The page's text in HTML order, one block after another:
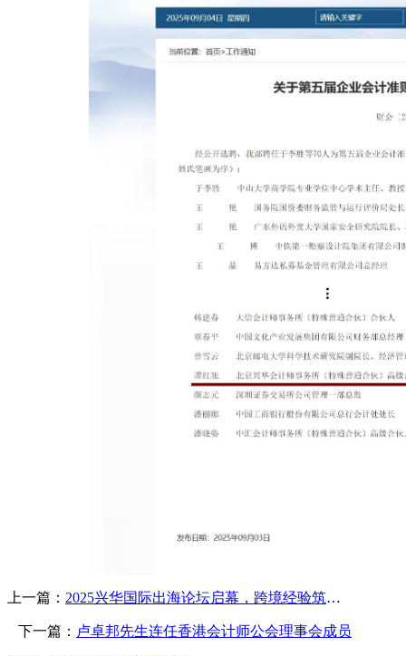
上一篇： 2025兴华国际出海论坛启幕，跨境经验筑国际路
下一篇： 卢卓邦先生连任香港会计师公会理事会成员